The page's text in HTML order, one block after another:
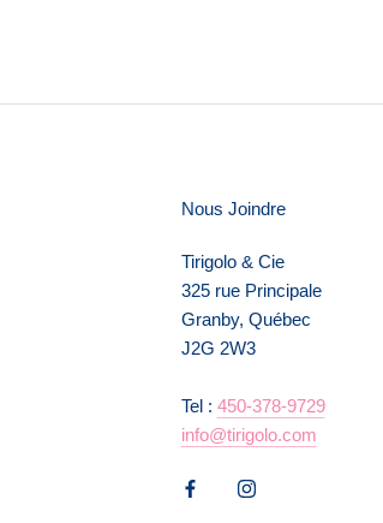
Nous Joindre
Tirigolo & Cie
325 rue Principale
Granby, Québec
J2G 2W3
Tel : 450-378-9729
info@tirigolo.com